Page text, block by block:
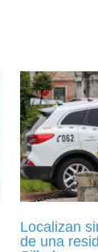
Localizan
de una